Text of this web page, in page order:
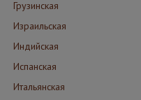
Грузинская
Израильская
Индийская
Испанская
Итальянская